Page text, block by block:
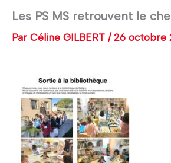
Les PS MS retrouvent le
Par Céline GILBERT / 26 octobre